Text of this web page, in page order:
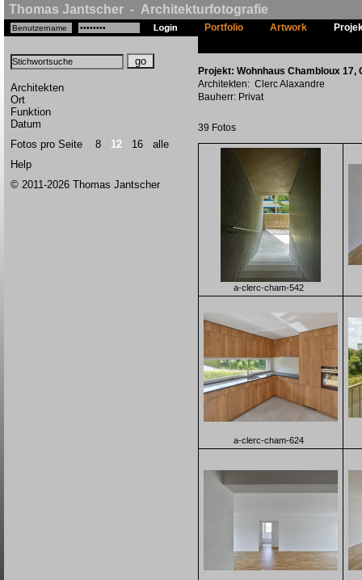
Thomas Jantscher - Architekturfotografie
Architekten
Ort
Funktion
Datum
Fotos pro Seite 8 12 16
alle
Help
© 2011-2026 Thomas Jantscher
Portfolio Artwork
Projekt: Wohnhaus Chambloux 17,
Architekten: Clerc Alaxandre
Bauherr: Privat
39 Fotos
a-clerc-cham-542
a-clerc-cham-624